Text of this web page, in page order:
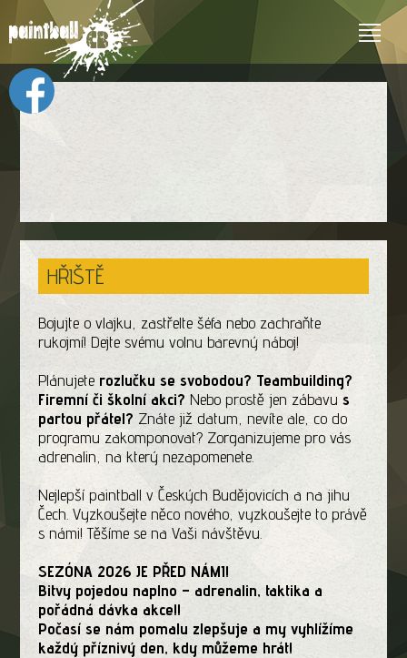
HŘIŠTĚ
Bojujte o vlajku, zastřelte šéfa nebo zachraňte
rukojmí! Dejte svému volnu barevný náboj!
Plánujete rozlučku se svobodou? Teambuilding?
Firemní či školní akci? Nebo prostě jen zábavus
partou přátel? Znáte již datum, nevíte ale, co do
programu zakomponovat? Zorganizujeme pro vás
adrenalin, na který nezapomenete.
Nejlepší paintball v Českých Budějovicích a na jihu
Čech. Vyzkoušejte něco nového, vyzkoušejte to právě
s námi! Těšíme se na Vaši návštěvu.
SEZÓNA 2026 JE PŘED NÁMI!
Bitvy pojedou naplno – adrenalin, taktika a
pořádná dávka akce!!
Počasí se nám pomalu zlepšuje a my vyhlížíme
každý příznivý den, kdy můžeme hrát!